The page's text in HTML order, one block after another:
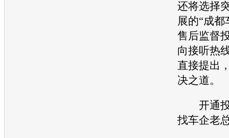
还将选择
展的“成都
售后监督
向接听热
直接提出
决之道。
开通投
找车企老